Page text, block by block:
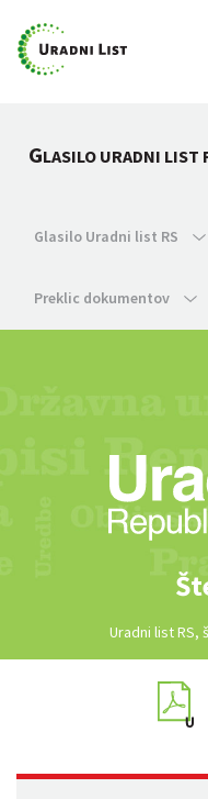
GLASILO URADNI LIST
Glasilo Uradni list RS
Preklic dokumentov
Uradni list RS,